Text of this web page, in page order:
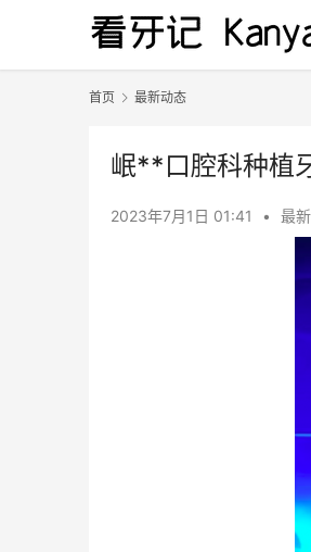
首页 最新动态
岷**口腔科种植
2023年7月1日 01:41 • 最